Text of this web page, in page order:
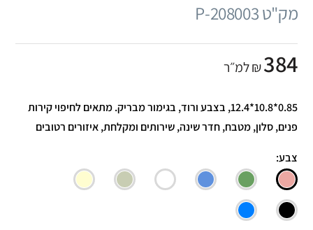
מק"ט P-208003
384₪ למ״ר
0.85*10.8*12.4, בצבע ורוד, בגימור מבריק. מתאים לחיפוי קירות
פנים, סלון, מטבח, חדר שינה, שירותים ומקלחת, איזורים רטובים
צבע: